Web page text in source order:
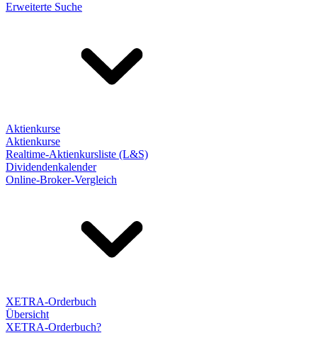
Erweiterte Suche
Aktienkurse
Aktienkurse
Realtime-Aktienkursliste (L&S)
Dividendenkalender
Online-Broker-Vergleich
XETRA-Orderbuch
Übersicht
XETRA-Orderbuch?